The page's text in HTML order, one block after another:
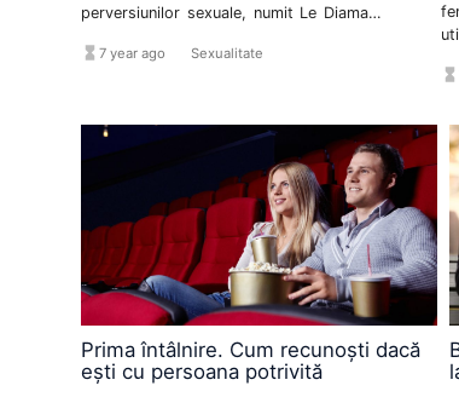
perversiunilor sexuale, numit Le Diamant
hourglass_full7 year ago format_list_bulletedSexualitate
hourglass_full
Prima întâlnire. Cum recunoști dacă
ești cu persoana potrivită